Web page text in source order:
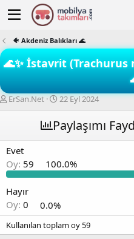
🐠 Akdeniz Balıkları 🌊
🌊✨ İstavrit (Trachurus
K
o
u
y
u
ş
l
a
t
ErSan.Net
B
a
ş
a
g
a
r
i
22 Eyl 2024
Paylaşımı
Evet
Oy: 59 100.0%
Hayır
Oy: 0 0.0%
Kullanılan toplam oy59